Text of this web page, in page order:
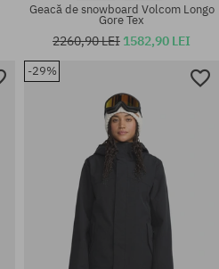
Mărimi existente:
Geacă de snowboard Volcom Longo
Gore Tex
2260,90 LEI 1582,90 LEI
-29%